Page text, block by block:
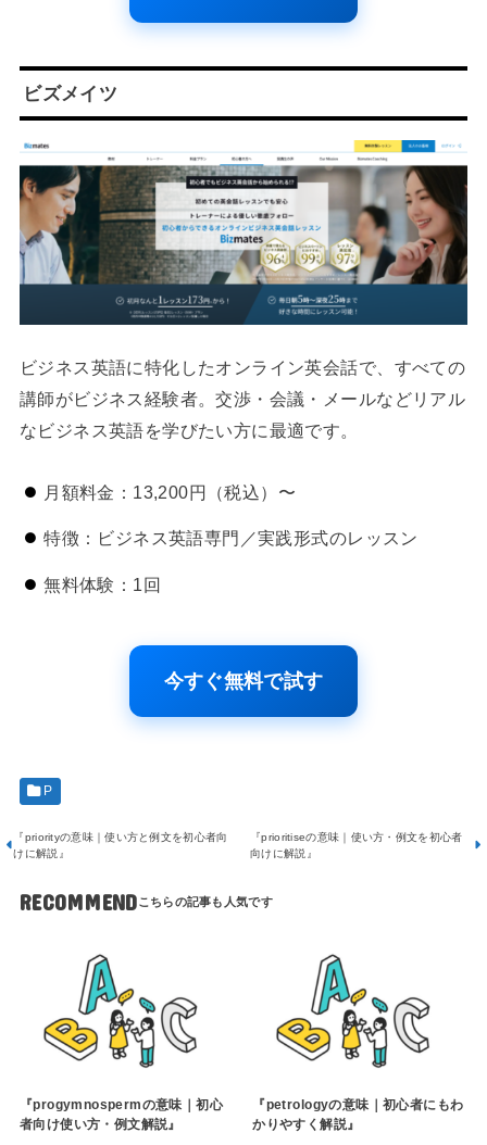
ビズメイツ
ビジネス英語に特化したオンライン英会話で、すべての
講師がビジネス経験者。交渉・会議・メールなどリアル
なビジネス英語を学びたい方に最適です。
月額料金：13,200円（税込）〜
特徴：ビジネス英語専門／実践形式のレッスン
無料体験：1回
今すぐ無料で試す
P
『priorityの意味｜使い方と例文を初心者向
けに解説』
『prioritiseの意味｜使い方・例文を初心者
向けに解説』
RECOMMEND
『progymnospermの意味｜初心
者向け使い方・例文解説』
『petrologyの意味｜初心者にもわ
かりやすく解説』